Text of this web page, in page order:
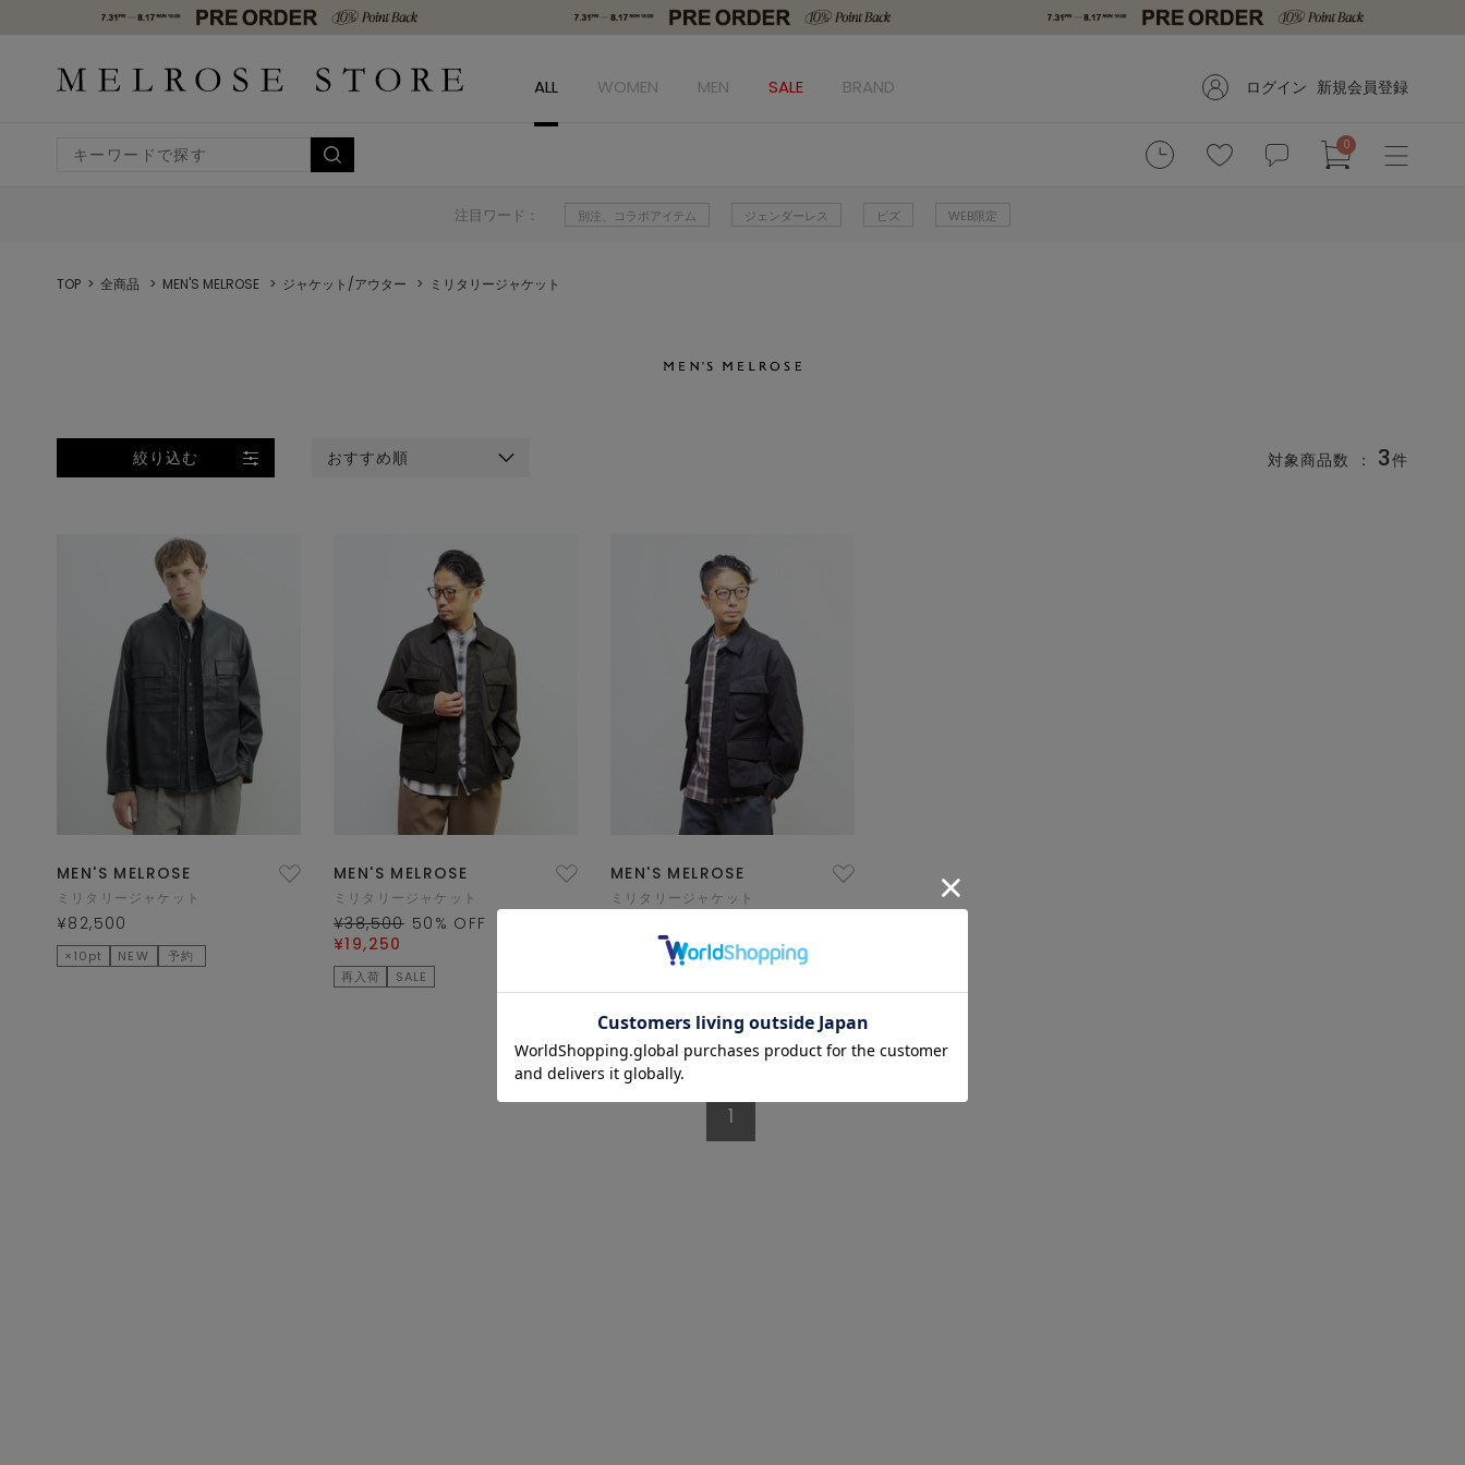
ALL WOMEN MEN SALE BRAND ログイン 新規会員登録
0
注目ワード： 別注、コラボアイテム ジェンダーレス ビズ WEB限定
TOP 全商品 MEN'S MELROSE ジャケット/アウター ミリタリージャケット
絞り込む おすすめ順 対象商品数 ： 3件
MEN'S MELROSE
ミリタリージャケット
¥82,500
×10pt NEW 予約
MEN'S MELROSE
ミリタリージャケット
¥38,500 50 % OFF
¥19,250
再入荷 SALE
MEN'S MELROSE
ミリタリージャケット
¥19,250
1/1 ページ全3件
1